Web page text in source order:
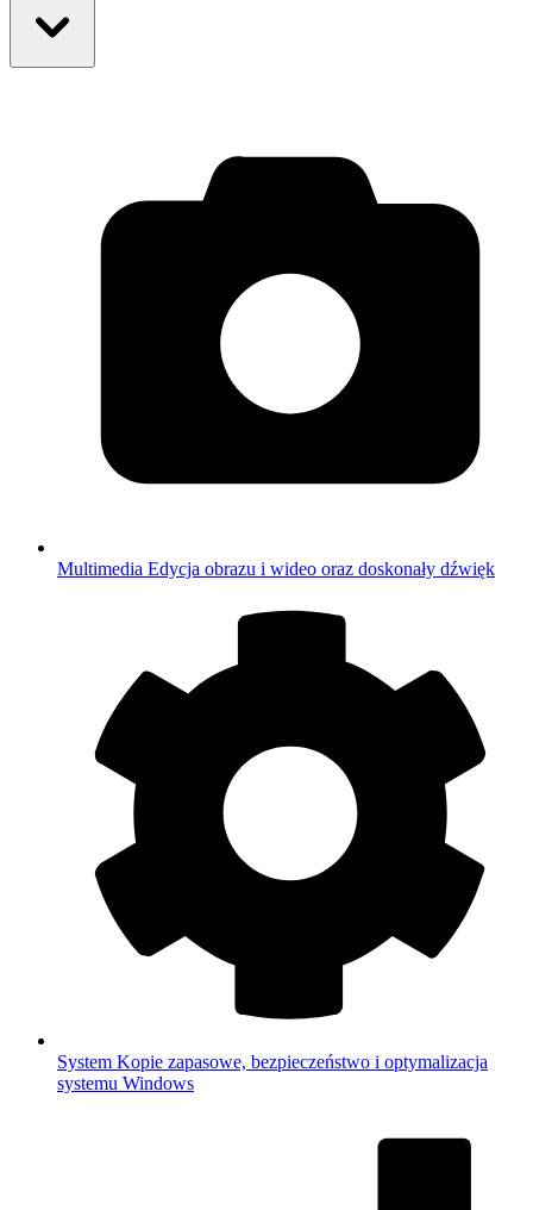
Multimedia Edycja obrazu i wideo oraz doskonały dźwięk
System Kopie zapasowe, bezpieczeństwo i optymalizacja
systemu Windows